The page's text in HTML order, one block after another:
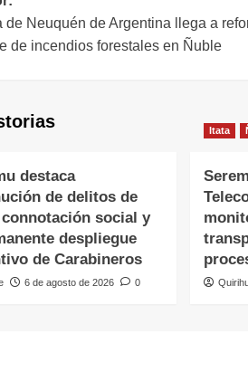
de Neuquén de Argentina llega a
de incendios forestales en Ñuble
destaca
de delitos de
social y
despliegue
de Carabineros
6 de agosto de 2026 0
Itata